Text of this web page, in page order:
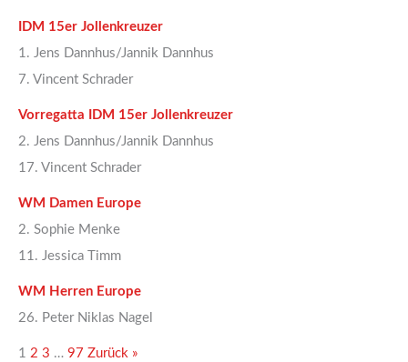
IDM 15er Jollenkreuzer
1. Jens Dannhus/Jannik Dannhus
7. Vincent Schrader
Vorregatta IDM 15er Jollenkreuzer
2. Jens Dannhus/Jannik Dannhus
17. Vincent Schrader
WM Damen Europe
2. Sophie Menke
11. Jessica Timm
WM Herren Europe
26. Peter Niklas Nagel
1 2 3 … 97 Zurück »